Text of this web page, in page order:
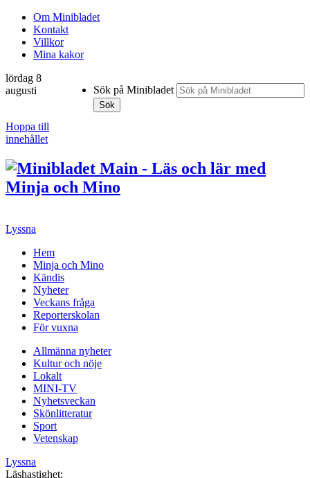
Om Minibladet
Kontakt
Villkor
Mina kakor
Sök på Minibladet
Sök
lördag 8
augusti
Hoppa till
innehållet
Lyssna
Hem
Minja och Mino
Kändis
Nyheter
Veckans fråga
Reporterskolan
För vuxna
Allmänna nyheter
Kultur och nöje
Lokalt
MINI-TV
Nyhetsveckan
Skönlitteratur
Sport
Vetenskap
Lyssna
Läshastighet: